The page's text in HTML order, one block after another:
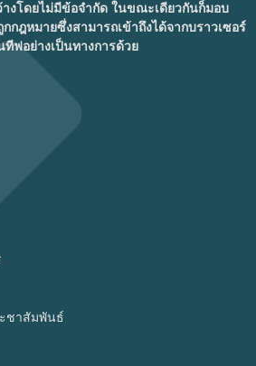
งโดยไม่มีข้อจำกัด ในขณะเดียวกันก็มอบ
กฎหมายซึ่งสามารถเข้าถึงได้จากบราวเซอร์
ฟอย่างเป็นทางการด้วย
ชาสัมพันธ์